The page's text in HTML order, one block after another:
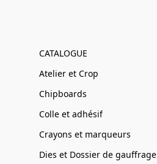
CATALOGUE
Atelier et Crop
Chipboards
Colle et adhésif
Crayons et marqueurs
Dies et Dossier de gauffrage